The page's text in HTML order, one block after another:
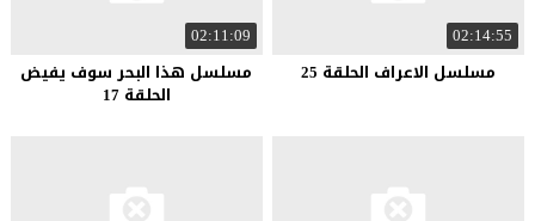
02:14:55
مسلسل الاعراف الحلقة 25
02:11:09
مسلسل هذا البحر سوف يفيض
الحلقة 17